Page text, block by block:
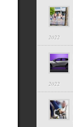
2022
2022